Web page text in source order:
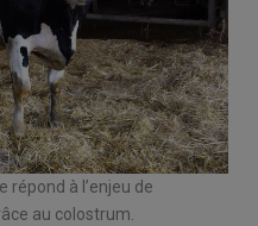
répond à l’enjeu de
au colostrum.